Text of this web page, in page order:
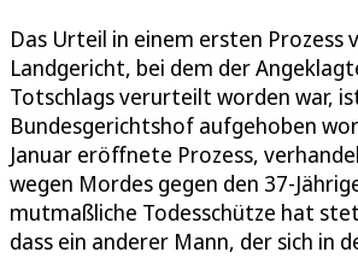
Das Urteil in einem ersten Prozess
Landgericht, bei dem der
Totschlags verurteilt worden war,
Bundesgerichtshof aufgehoben
Januar eröffnete Prozess,
wegen Mordes gegen den 37-
mutmaßliche Todesschütze hat
dass ein anderer Mann, der sich in